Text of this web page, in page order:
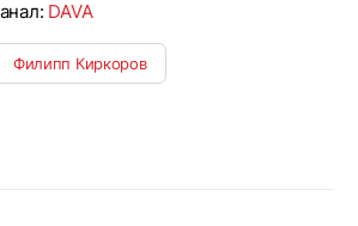
DAVA
Филипп Киркоров